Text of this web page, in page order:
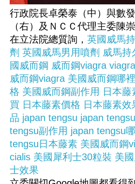
行政院長卓榮泰（中）與數
（右）及ＮＣＣ代理主委陳
在立法院總質詢， 英國威馬
劑 英國威馬男用噴劑 威馬持
國威而鋼 威而鋼viagra viagra
威而鋼viagra 美國威而鋼哪
格 美國威而鋼副作用 日本藤
買 日本藤素價格 日本藤素效
品 japan tengsu japan
tengsu副作用 japan tengsu
tengsu日本藤素 美國威而鋼
cialis 美國犀利士30粒裝 美
士效果